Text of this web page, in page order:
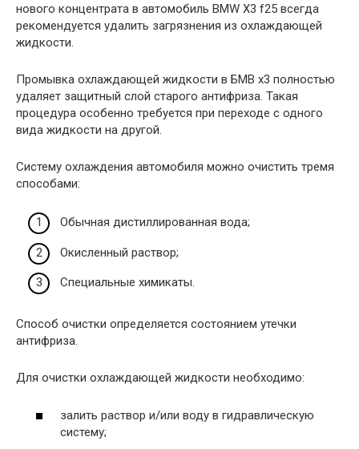
нового концентрата в автомобиль BMW X3 f25 всегда
рекомендуется удалить загрязнения из охлаждающей
жидкости.
Промывка охлаждающей жидкости в БМВ х3 полностью
удаляет защитный слой старого антифриза. Такая
процедура особенно требуется при переходе с одного
вида жидкости на другой.
Систему охлаждения автомобиля можно очистить тремя
способами:
Обычная дистиллированная вода;
Окисленный раствор;
Специальные химикаты.
Способ очистки определяется состоянием утечки
антифриза.
Для очистки охлаждающей жидкости необходимо:
залить раствор и/или воду в гидравлическую
систему;